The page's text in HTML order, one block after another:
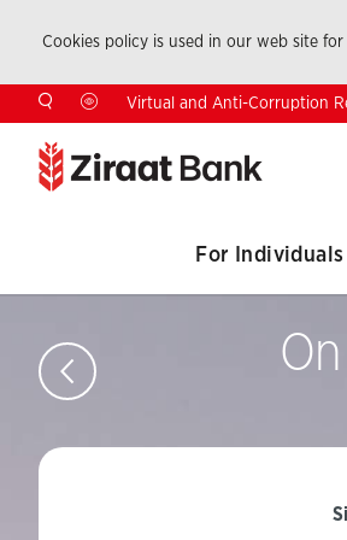
Cookies policy is used in our web site
Virtual and Anti-Corruption
For Individuals